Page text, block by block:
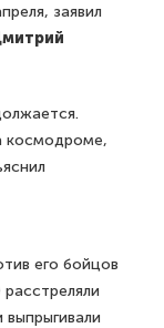
заявил
космодроме,
его бойцов